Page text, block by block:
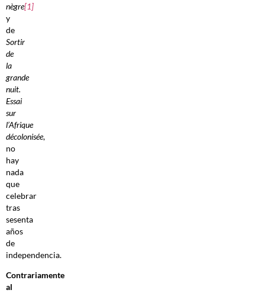
nègre[1]
y
de
Sortir
de
la
grande
nuit.
Essai
sur
l’Afrique
décolonisée,
no
hay
nada
que
celebrar
tras
sesenta
años
de
independencia.
Contrariamente
al